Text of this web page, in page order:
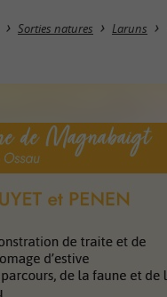
Sorties natures Laruns